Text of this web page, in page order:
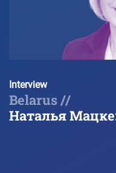
Interview
Belarus //
Наталья